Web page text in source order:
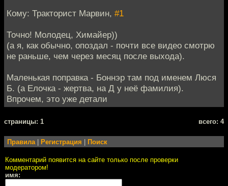
Кому: Тракторист Марвин, #1
Точно! Молодец, Химайер))
(а я, как обычно, опоздал - почти все видео смотрю
не раньше, чем через месяц после выхода).
Маленькая поправка - Боннэр там под именем Люся
Б. (а Елочка - жертва, на Д у неё фамилия).
Впрочем, это уже детали
cтраницы: 1 всего: 4
Правила | Регистрация | Поиск
Комментарий появится на сайте только после проверки
модератором!
имя: